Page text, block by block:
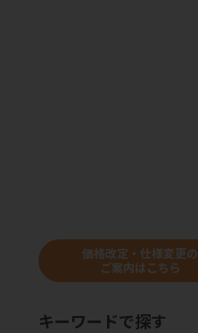
価格改定・仕様変更の
ご案内はこちら
キーワードで探す